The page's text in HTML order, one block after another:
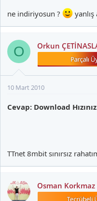
ne indiriyosun ?
O Orkun
10 Mart 2010
Cevap: Download
TTnet 8mbit sınırsız
Osman Korkmaz